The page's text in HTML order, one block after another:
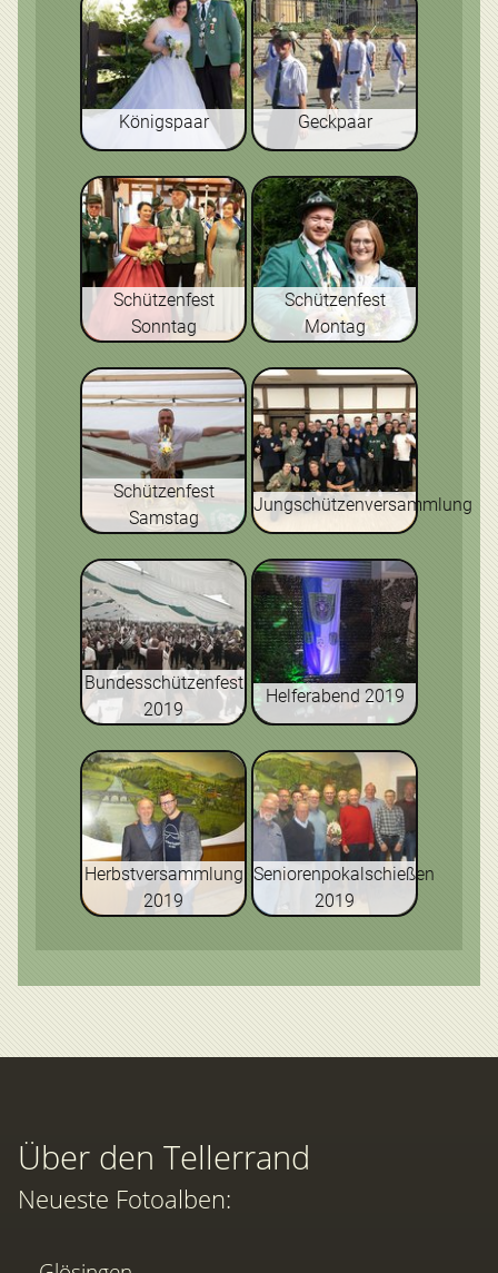
Königspaar Geckpaar
Schützenfest
Sonntag
Schützenfest
Montag
Schützenfest
Samstag
Jungschützenversammlung
Bundesschützenfest
2019
Helferabend 2019
Herbstversammlung
2019
Seniorenpokalschießen
2019
Über den Tellerrand
Neueste Fotoalben: